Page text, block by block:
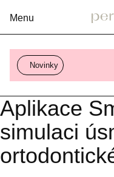
Rozbalení
Novinky
Aplikace
simulaci